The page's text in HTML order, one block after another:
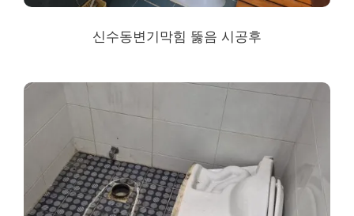
신수동변기막힘 뚫음 시공후